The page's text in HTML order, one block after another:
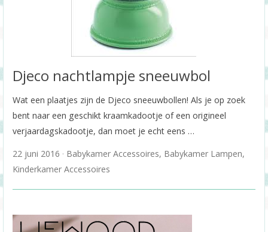
Djeco nachtlampje sneeuwbol
Wat een plaatjes zijn de Djeco sneeuwbollen! Als je op zoek
bent naar een geschikt kraamkadootje of een origineel
verjaardagskadootje, dan moet je echt eens …
22 juni 2016
Babykamer Accessoires, Babykamer Lampen,
Kinderkamer Accessoires